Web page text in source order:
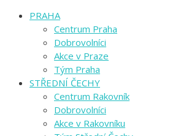
PRAHA
Centrum Praha
Dobrovolníci
Akce v Praze
Tým Praha
STŘEDNÍ ČECHY
Centrum Rakovník
Dobrovolníci
Akce v Rakovníku